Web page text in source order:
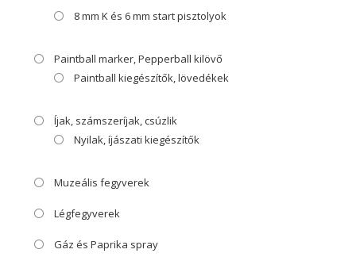
8 mm K és 6 mm start pisztolyok
Paintball marker, Pepperball kilövő
Paintball kiegészítők, lövedékek
Íjak, számszeríjak, csúzlik
Nyilak, íjászati kiegészítők
Muzeális fegyverek
Légfegyverek
Gáz és Paprika spray